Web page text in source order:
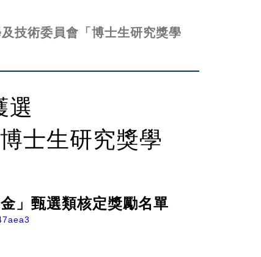
技術委員會「博士生研究獎學
選
士生研究獎學
」甄選類核定獎勵名單